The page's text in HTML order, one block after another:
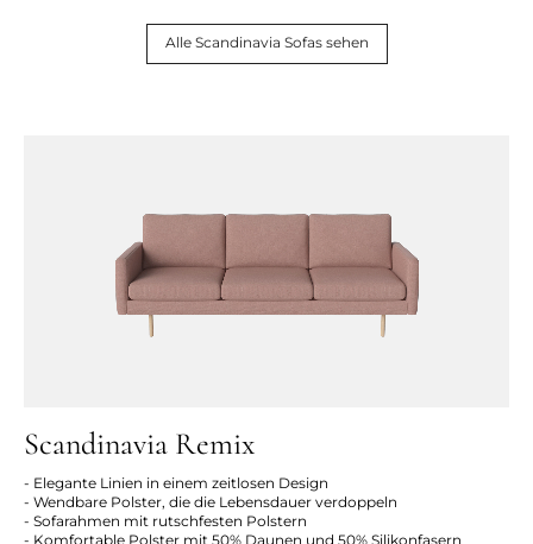
Alle Scandinavia Sofas sehen
Scandinavia Remix
- Elegante Linien in einem zeitlosen Design
- Wendbare Polster, die die Lebensdauer verdoppeln
- Sofarahmen mit rutschfesten Polstern
- Komfortable Polster mit 50% Daunen und 50% Silikonfasern